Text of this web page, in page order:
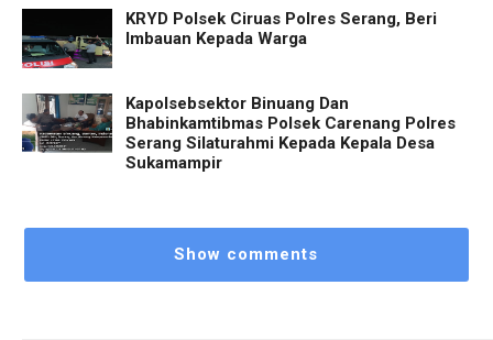
KRYD Polsek Ciruas Polres Serang, Beri
Imbauan Kepada Warga
Kapolsebsektor Binuang Dan
Bhabinkamtibmas Polsek Carenang Polres
Serang Silaturahmi Kepada Kepala Desa
Sukamampir
Show comments